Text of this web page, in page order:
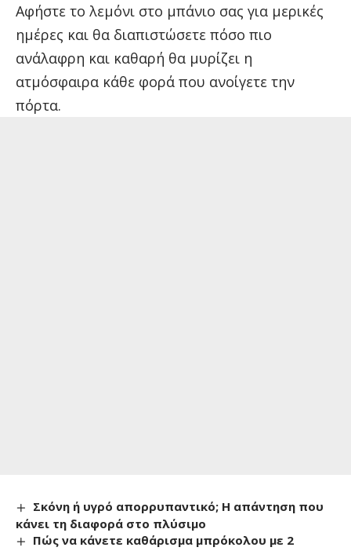
Αφήστε το λεμόνι στο μπάνιο σας για μερικές
ημέρες και θα διαπιστώσετε πόσο πιο
ανάλαφρη και καθαρή θα μυρίζει η
ατμόσφαιρα κάθε φορά που ανοίγετε την
πόρτα.
Σκόνη ή υγρό απορρυπαντικό; Η απάντηση που
κάνει τη διαφορά στο πλύσιμο
Πώς να κάνετε καθάρισμα μπρόκολου με 2